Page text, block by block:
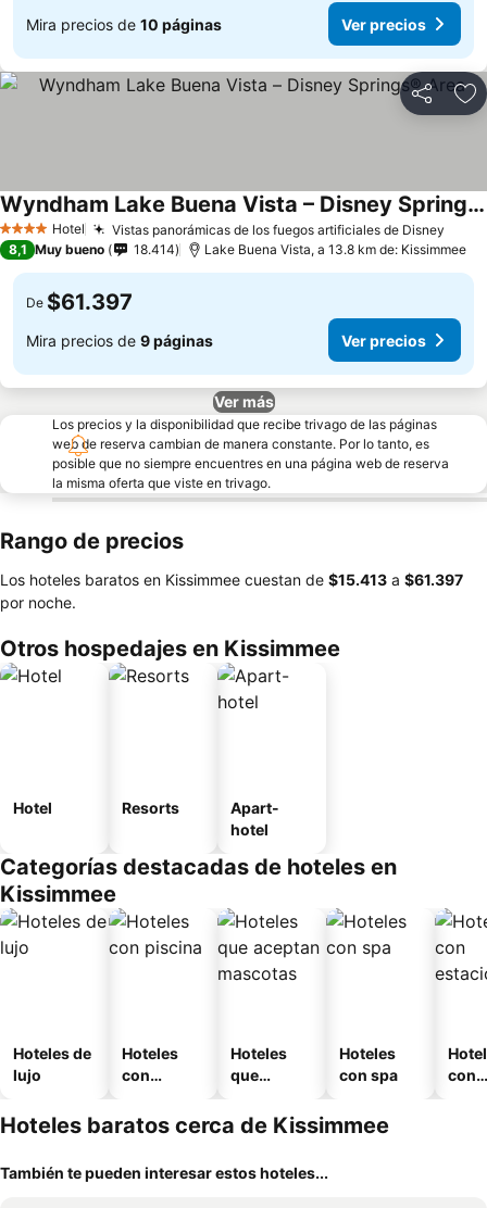
Mira precios de 10 páginas Ver precios
Compartir
4 EstrellasHotel Vistas panorámicas de los fuegos artificiales de Disney
Wyndham Lake Buena Vista – Disney Springs® Area
Ver precios
8,1 Muy bueno 18.414 Lake Buena Vista, a 13.8 km de: Kissimmee
De $61.397
Mira precios de 9 páginas Ver precios
Ver más
Los precios y la disponibilidad que recibe trivago de las páginas
web de reserva cambian de manera constante. Por lo tanto, es
posible que no siempre encuentres en una página web de reserva
la misma oferta que viste en trivago.
Rango de precios
Los hoteles baratos en Kissimmee cuestan de ‎$15.413 a ‎$61.397
por noche.
Otros hospedajes en Kissimmee
Hotel Resorts
Apart-
hotel
Categorías destacadas de hoteles en
Kissimmee
Hoteles de
lujo
Hoteles
con
Hoteles
que
mascotas
Hoteles
con spa
con
Hoteles baratos cerca de Kissimmee
También te pueden interesar estos hoteles...